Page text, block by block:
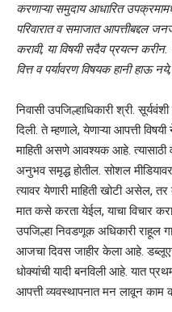
करणाऱ्या समुदाय आधारित
परिवारात व समाजात आपत्तीबद्दल
करावी, या विषयी सदैव प्रयत्न करीन.
वित्त व पर्यावरण विषयक हानी हाऊ
निवासी उपजिल्हाधिकारी श्री.
दिली. ते म्हणाले, येणाऱ्या आपत्ती
माहिती असणे आवश्यक आहे. त्यासाठी
अनुभव समृद्ध होतील. सोशल मीडियावर
त्यावर येणारी माहिती खोटी असेल,
मात कसे करता येईल, याचा विचार
उपजिल्हा निवडणूक अधिकारी राहूल
आजचा दिवस जाहीर केला आहे.
धोक्यांची यादी बनविली आहे. यात
आपत्ती व्यवस्थापनात मन लावून काम